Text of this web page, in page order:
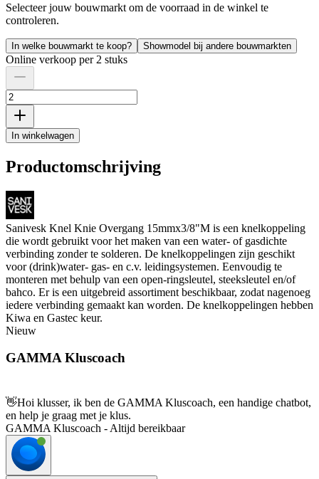
Selecteer jouw bouwmarkt om de voorraad in de winkel te
controleren.
In welke bouwmarkt te koop? Showmodel bij andere bouwmarkten
Online verkoop per 2 stuks
In winkelwagen
Productomschrijving
Sanivesk Knel Knie Overgang 15mmx3/8"M is een knelkoppeling
die wordt gebruikt voor het maken van een water- of gasdichte
verbinding zonder te solderen. De knelkoppelingen zijn geschikt
voor (drink)water- gas- en c.v. leidingsystemen. Eenvoudig te
monteren met behulp van een open-ringsleutel, steeksleutel en/of
bahco. Er is een uitgebreid assortiment beschikbaar, zodat nagenoeg
iedere verbinding gemaakt kan worden. De knelkoppelingen hebben
Kiwa en Gastec keur.
Nieuw
GAMMA Kluscoach
👋Hoi klusser, ik ben de GAMMA Kluscoach, een handige chatbot,
en help je graag met je klus.
GAMMA Kluscoach - Altijd bereikbaar